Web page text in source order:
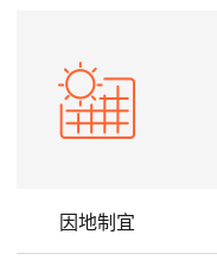
因地制宜